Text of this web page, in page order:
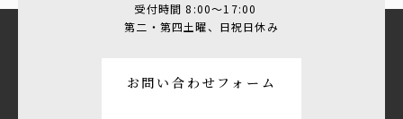
受付時間 8:00〜17:00
第二・第四土曜、日祝日休み
お問い合わせフォーム